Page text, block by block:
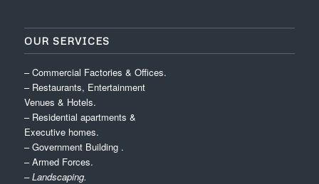
OUR SERVICES
– Commercial Factories & Offices.
– Restaurants, Entertainment
Venues & Hotels.
– Residential apartments &
Executive homes.
– Government Building .
– Armed Forces.
– Landscaping.